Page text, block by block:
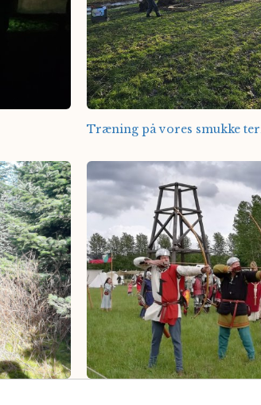
Træning på vores smukke